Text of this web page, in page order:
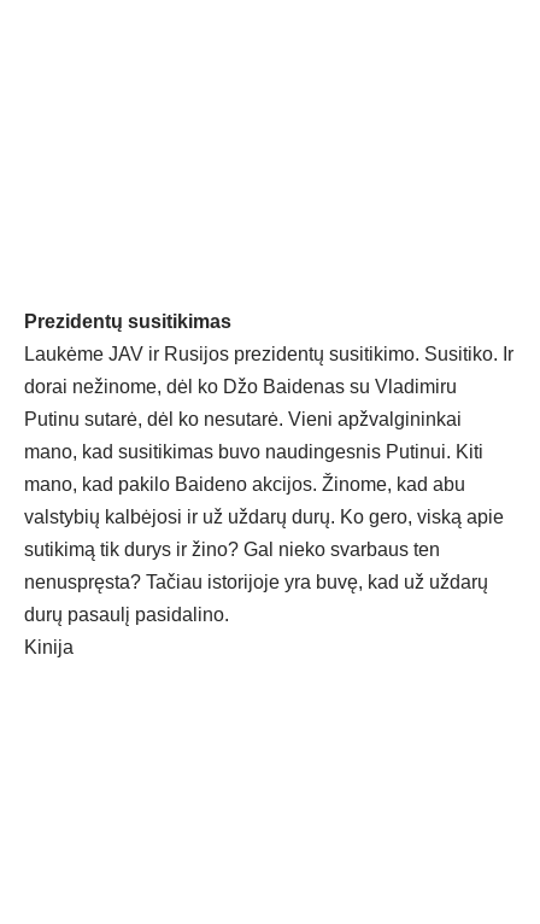
Prezidentų susitikimas
Laukėme JAV ir Rusijos prezidentų susitikimo. Susitiko. Ir
dorai nežinome, dėl ko Džo Baidenas su Vladimiru
Putinu sutarė, dėl ko nesutarė. Vieni apžvalgininkai
mano, kad susitikimas buvo naudingesnis Putinui. Kiti
mano, kad pakilo Baideno akcijos. Žinome, kad abu
valstybių kalbėjosi ir už uždarų durų. Ko gero, viską apie
sutikimą tik durys ir žino? Gal nieko svarbaus ten
nenuspręsta? Tačiau istorijoje yra buvę, kad už uždarų
durų pasaulį pasidalino.
Kinija